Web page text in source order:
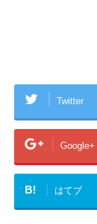
Twitter
Google+
B! はてブ